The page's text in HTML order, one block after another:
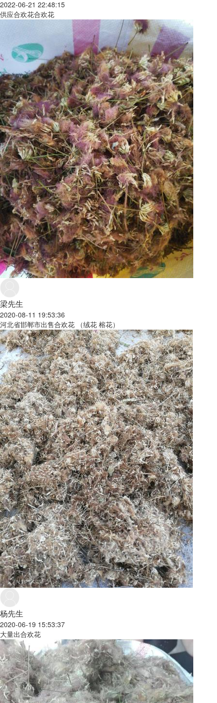
2022-06-21 22:48:15
供应合欢花合欢花
梁先生
2020-08-11 19:53:36
河北省邯郸市出售合欢花 （绒花 榕花）
杨先生
2020-06-19 15:53:37
大量出合欢花